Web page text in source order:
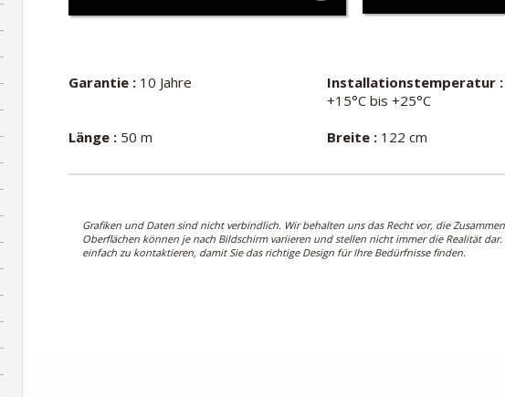
Garantie : 10 Jahre Installationstemperatur :
+15°C bis +25°C
Länge : 50 m Breite :122 cm
Grafiken und Daten sind nicht verbindlich. Wir behalten uns das Recht vor, die
Oberflächen können je nach Bildschirm variieren und stellen nicht immer die Realität
einfach zu kontaktieren, damit Sie das richtige Design für Ihre Bedürfnisse finden.